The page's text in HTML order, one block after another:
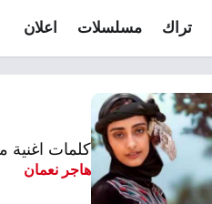
تراك مسلسلات اعلان
كلمات اغنية
هاجر نعمان